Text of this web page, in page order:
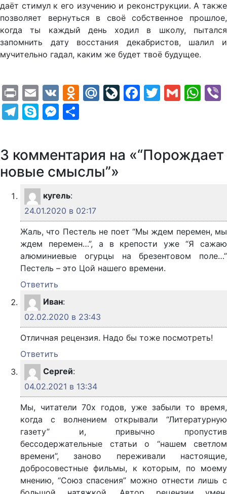
даёт стимул к его изучению и реконструкции. А также
позволяет вернуться в своё собственное прошлое,
когда ты каждый день ходил в школу, пытался
запомнить дату восстания декабристов, шалил и
мучительно гадал, каким же будет твоё будущее.
PrintEmail
VK Odnoklassniki
Mail.Ru
LiveJournal
Facebook
Twitter
Gmail
Telegram
SkypeMessenger
3 комментария на «“Порождает
новые смыслы”»
кугель:
24.01.2020 в 02:17
Жаль, что Пестель не поет “Мы ждем перемен, мы
ждем перемен…”, а в крепости уже “Я сажаю
алюминиевые огурцы на брезентовом поле…”
Пестель – это Цой нашего времени.
Ответить
Иван:
02.02.2020 в 23:43
Отличная рецензия. Надо бы тоже посмотреть!
Ответить
Сергей:
04.02.2021 в 13:34
Мы, читатели 70х годов, уже забыли то время,
когда с волнением открывали “Литературную
газету” и, привычно пропустив
бессодержательные статьи о “нашем светлом
времени”, заново переживали настоящие,
добросовестные фильмы, к которым, по моему
мнению, “Союз спасения” можно отнести лишь с